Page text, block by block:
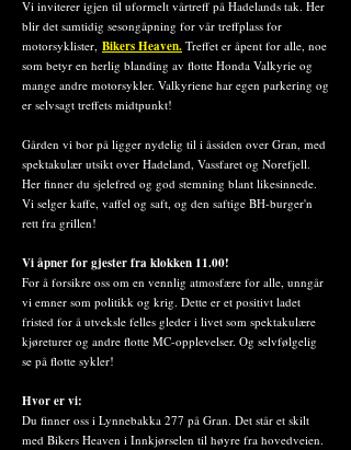
Vi inviterer igjen til uformelt vårtreff på Hadelands tak. Her
blir det samtidig sesongåpning for vår treffplass for
motorsyklister, Bikers Heaven. Treffet er åpent for alle, noe
som betyr en herlig blanding av flotte Honda Valkyrie og
mange andre motorsykler. Valkyriene har egen parkering og
er selvsagt treffets midtpunkt!
Gården vi bor på ligger nydelig til i åssiden over Gran, med
spektakulær utsikt over Hadeland, Vassfaret og Norefjell.
Her finner du sjelefred og god stemning blant likesinnede.
Vi selger kaffe, vaffel og saft, og den saftige BH-burger'n
rett fra grillen!
Vi åpner for gjester fra klokken 11.00!
For å forsikre oss om en vennlig atmosfære for alle, unngår
vi emner som politikk og krig. Dette er et positivt ladet
fristed for å utveksle felles gleder i livet som spektakulære
kjøreturer og andre flotte MC-opplevelser. Og selvfølgelig
se på flotte sykler!
Hvor er vi:
Du finner oss i Lynnebakka 277 på Gran. Det står et skilt
med Bikers Heaven i Innkjørselen til høyre fra hovedveien.